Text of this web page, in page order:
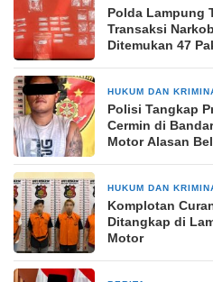
Polda Lampung
Transaksi
Ditemukan 47
HUKUM DAN
Polisi Tangkap
Cermin di
Motor Alasan
HUKUM DAN
Komplotan
Ditangkap di
Motor